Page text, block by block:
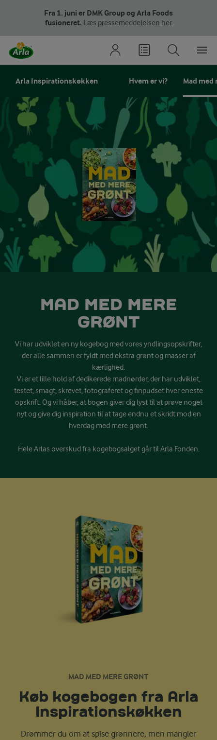
Fra 1. juni er DMK Group og Arla Foods
fusioneret. Læs pressemeddelelsen her
Arla Inspirationskøkken Hvem er vi? Mad med
MAD MED MERE
GRØNT
Vi har udviklet en ny kogebog med vores yndlingsopskrifter,
der alle sammen er fyldt med ekstra grønt og masser af
kærlighed.
Vi er et lille hold af dedikerede madnørder, der har udviklet,
testet, smagt, skrevet, fotograferet og finpudset hver eneste
opskrift. Og vi håber, at bogen giver dig lyst til at prøve noget
nyt og give dig inspiration til at tage endnu et skridt mod en
hverdag med mere grønt.
Hele Arlas overskud fra kogebogsalget går til Arla Fonden.
MAD MED MERE GRØNT
Køb kogebogen fra Arla
Inspirations­køkken
Drømmer du om at spise grønnere, men mangler